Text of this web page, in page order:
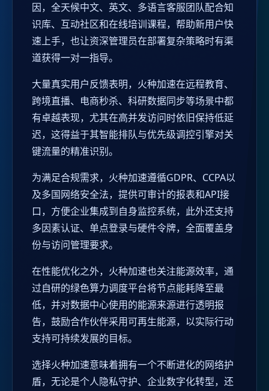
因，全天候中文、英文、多语言客服团队配合知
识库、互动社区和在线培训课程，帮助新用户快
速上手，也让资深管理员在部署复杂策略时有渠
道获得一对一指导。
大量真实用户反馈表明，火种加速在远程教育、
跨境直播、电商秒杀、科研数据同步等场景中都
有卓越表现，尤其在高并发访问时依旧保持低延
迟，这得益于其智能排队与优先级调控引擎对关
键流量的精准识别。
为满足合规需求，火种加速遵循GDPR、CCPA以
及多国网络安全法，提供可审计的报表和API接
口，方便企业集成到自身监控系统，此外还支持
多因素认证、单点登录与硬件令牌，全面覆盖身
份与访问管理要求。
在性能优化之外，火种加速也关注能源效率，通
过自研的绿色算力调度平台将节点能耗降至最
低，并对数据中心使用的能源来源进行透明报
告，鼓励合作伙伴采用可再生能源，以实际行动
支持可持续发展的目标。
选择火种加速意味着拥有一个不断进化的网络护
盾，无论是个人隐私守护、企业数字化转型，还